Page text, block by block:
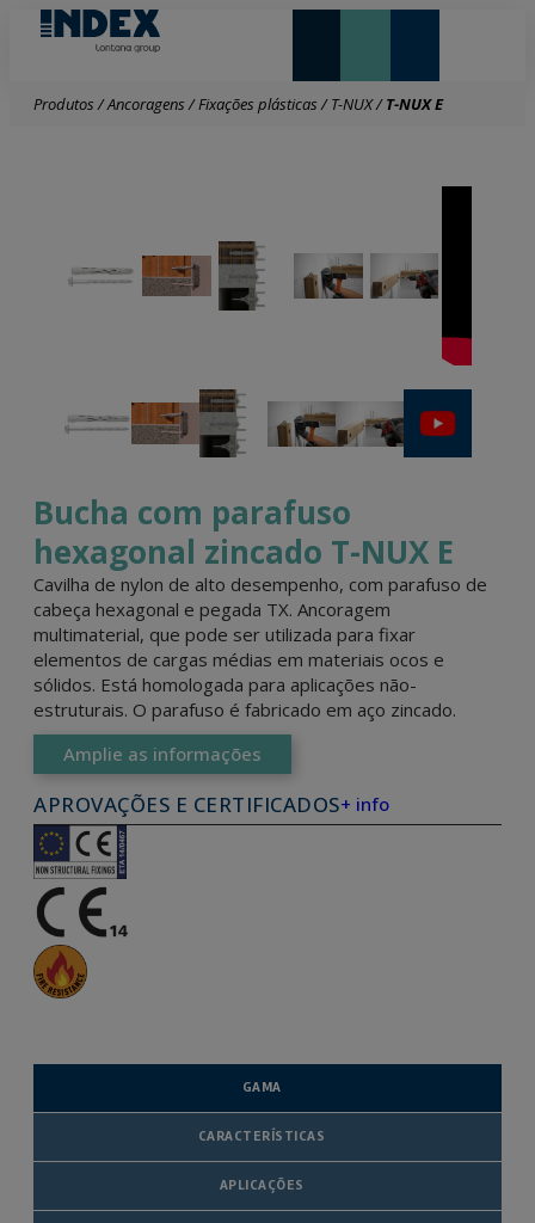
Produtos/Ancoragens/Fixações plásticas/T-NUX/T-NUX E
Bucha com parafuso
hexagonal zincado T-NUX E
Cavilha de nylon de alto desempenho, com parafuso de
cabeça hexagonal e pegada TX. Ancoragem
multimaterial, que pode ser utilizada para fixar
elementos de cargas médias em materiais ocos e
sólidos. Está homologada para aplicações não-
estruturais. O parafuso é fabricado em aço zincado.
Amplie as informações
APROVAÇÕES E CERTIFICADOS+ info
GAMA
CARACTERÍSTICAS
APLICAÇÕES